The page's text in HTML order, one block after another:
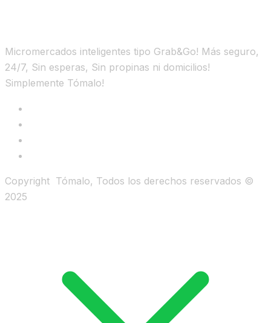
Micromercados inteligentes tipo Grab&Go! Más seguro,
24/7, Sin esperas, Sin propinas ni domicilios!
Simplemente Tómalo!
Copyright Tómalo, Todos los derechos reservados ©
2025